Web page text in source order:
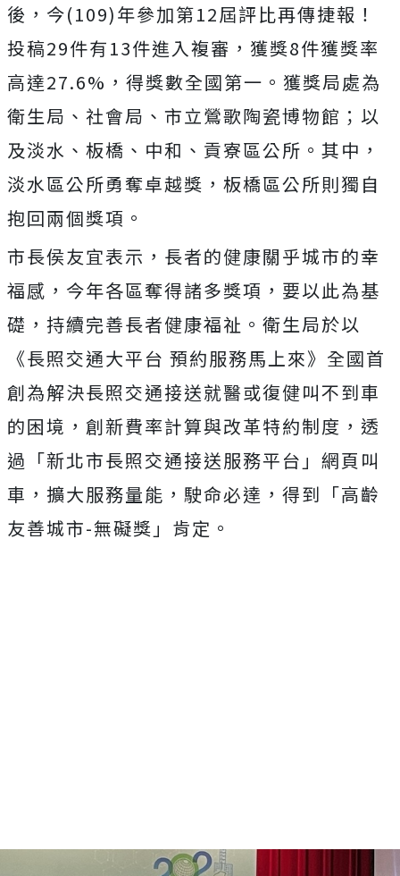
後，今(109)年參加第12屆評比再傳捷報！
投稿29件有13件進入複審，獲獎8件獲獎率
高達27.6%，得獎數全國第一。獲獎局處為
衛生局、社會局、市立鶯歌陶瓷博物館；以
及淡水、板橋、中和、貢寮區公所。其中，
淡水區公所勇奪卓越獎，板橋區公所則獨自
抱回兩個獎項。
市長侯友宜表示，長者的健康關乎城市的幸
福感，今年各區奪得諸多獎項，要以此為基
礎，持續完善長者健康福祉。衛生局於以
《長照交通大平台 預約服務馬上來》全國首
創為解決長照交通接送就醫或復健叫不到車
的困境，創新費率計算與改革特約制度，透
過「新北市長照交通接送服務平台」網頁叫
車，擴大服務量能，駛命必達，得到「高齡
友善城市-無礙獎」肯定。